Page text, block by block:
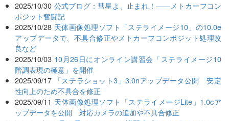
2025/10/30 公式ブログ：彗星よ、止まれ！――メトカーフコン
ポジット奮闘記
2025/10/28 天体画像処理ソフト「ステライメージ10」の10.0e
アップデータで、不具合修正やメトカーフコンポジット処理改
良など
2025/10/03 10月26日にオンライン講習会「ステライメージ10
階調表現の極意」を開催
2025/09/17
「ステラショット3」3.0nアップデータ公開 安定
性向上のため不具合を修正
2025/09/11 天体画像処理ソフト「ステライメージLite」1.0cア
ップデータを公開 対応カメラの追加や不具合修正